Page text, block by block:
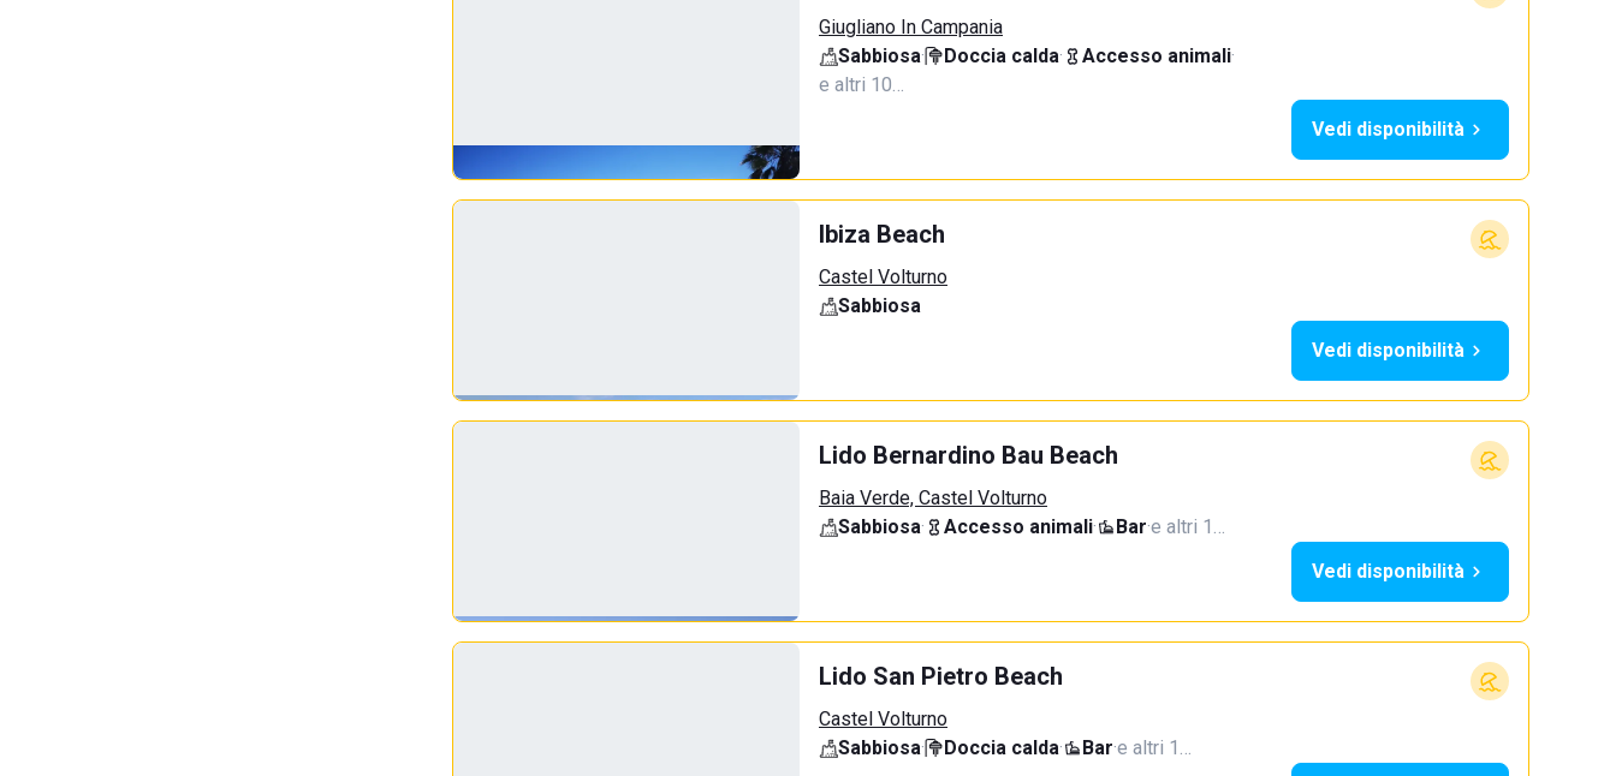
Giugliano In Campania
Sabbiosa· Doccia calda· Accesso animali·
e altri 10…
Vedi disponibilità
Ibiza Beach
Castel Volturno
Sabbiosa
Vedi disponibilità
Lido Bernardino Bau Beach
Baia Verde, Castel Volturno
Sabbiosa· Accesso animali· Bar·e altri 1…
Vedi disponibilità
Lido San Pietro Beach
Castel Volturno
Sabbiosa· Doccia calda· Bar·e altri 1…